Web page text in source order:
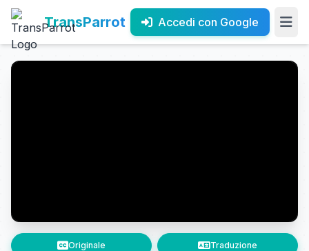
TransParrot Accedi con Google
Originale Traduzione